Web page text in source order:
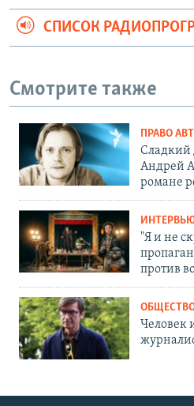
СПИСОК
Смотрите также
ПРАВО
Сладкий
Андрей
романе
"Я и не
против
Человек